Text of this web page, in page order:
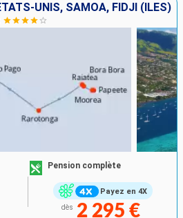
UNIS, SAMOA, FIDJI (ÎLES)
Payez en 4X
Pension complète
dès 2 295 €